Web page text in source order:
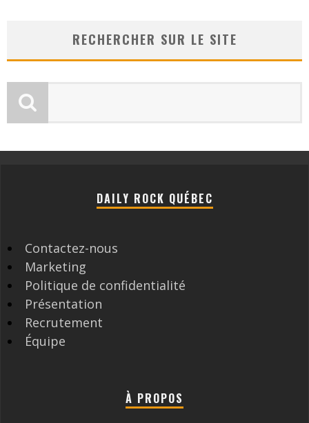
RECHERCHER SUR LE SITE
DAILY ROCK QUÉBEC
Contactez-nous
Marketing
Politique de confidentialité
Présentation
Recrutement
Équipe
À PROPOS